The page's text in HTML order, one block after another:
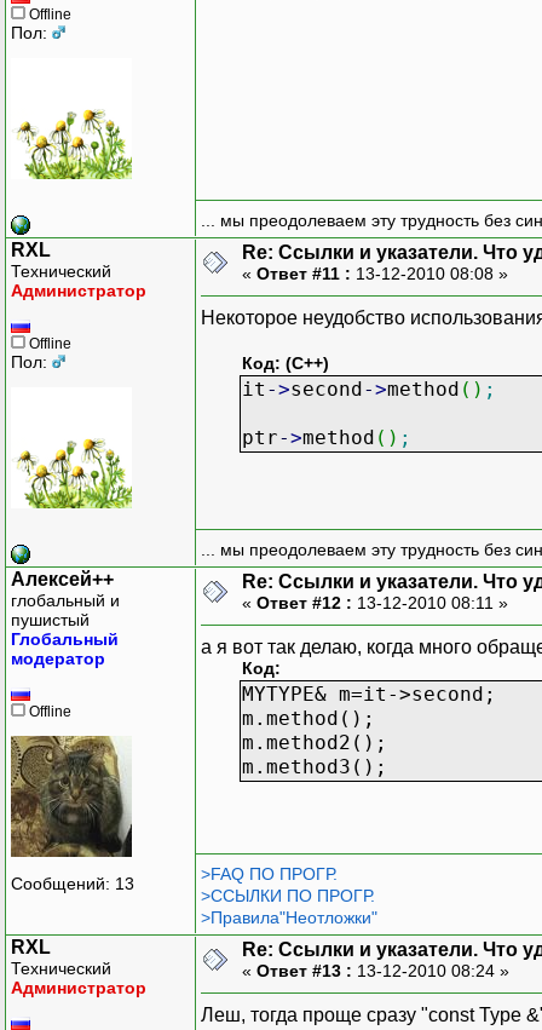
Offline
Пол:
... мы преодолеваем эту трудность без
RXL
Технический
Администратор
Offline
Пол:
Re: Ссылки и указатели. Что
« Ответ #11 : 13-12-2010 08:08 »
Некоторое неудобство
Код: (C++)
it ->second->method ( ) ;
ptr->method ( ) ;
... мы преодолеваем эту трудность без
Алексей++
глобальный и
пушистый
Глобальный
модератор
Offline
Сообщений: 13
Re: Ссылки и указатели. Что
« Ответ #12 : 13-12-2010 08:11 »
а я вот так делаю, когда много
Код:
MYTYPE& m=it->second;
m.method();
m.method2();
m.method3();
>FAQ ПО ПРОГР.
>ССЫЛКИ ПО ПРОГР.
>Правила"Неотложки"
RXL
Технический
Администратор
Re: Ссылки и указатели. Что
« Ответ #13 : 13-12-2010 08:24 »
Леш, тогда проще сразу "const Type